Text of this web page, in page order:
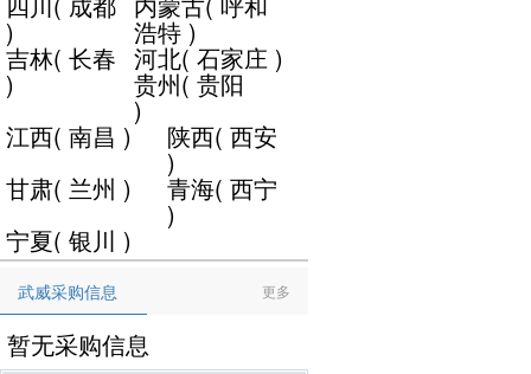
) 浩特 )
吉林( 长春
)
河北(石家庄 )
贵州( 贵阳
)
江西( 南昌 ) 陕西( 西安
)
甘肃( 兰州 ) 青海( 西宁
)
宁夏( 银川 )
更多
武威采购信息
暂无采购信息